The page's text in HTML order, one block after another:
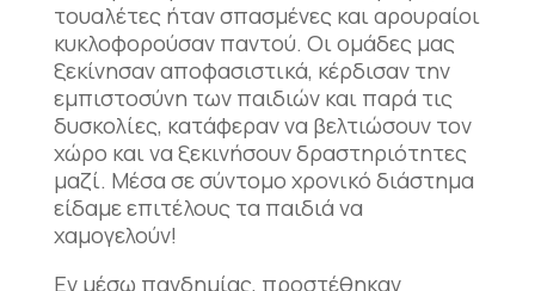
τουαλέτες ήταν σπασμένες και αρουραίοι
κυκλοφορούσαν παντού. Οι ομάδες μας
ξεκίνησαν αποφασιστικά, κέρδισαν την
εμπιστοσύνη των παιδιών και παρά τις
δυσκολίες, κατάφεραν να βελτιώσουν τον
χώρο και να ξεκινήσουν δραστηριότητες
μαζί. Μέσα σε σύντομο χρονικό διάστημα
είδαμε επιτέλους τα παιδιά να
χαμογελούν!
Εν μέσω πανδημίας, προστέθηκαν